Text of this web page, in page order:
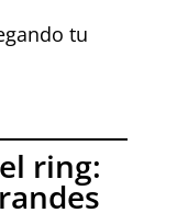
tu
ring: